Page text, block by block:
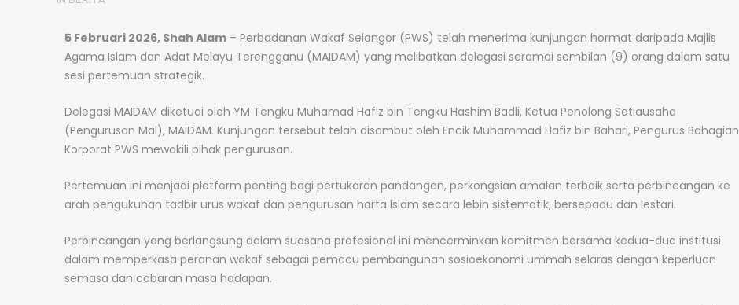
5 Februari 2026, Shah Alam – Perbadanan Wakaf Selangor (PWS) telah menerima kunjungan hormat daripada Majlis
Agama Islam dan Adat Melayu Terengganu (MAIDAM) yang melibatkan delegasi seramai sembilan (9) orang dalam satu
sesi pertemuan strategik.
Delegasi MAIDAM diketuai oleh YM Tengku Muhamad Hafiz bin Tengku Hashim Badli, Ketua Penolong Setiausaha
(Pengurusan Mal), MAIDAM. Kunjungan tersebut telah disambut oleh Encik Muhammad Hafiz bin Bahari, Pengurus Bahagian
Korporat PWS mewakili pihak pengurusan.
Pertemuan ini menjadi platform penting bagi pertukaran pandangan, perkongsian amalan terbaik serta perbincangan ke
arah pengukuhan tadbir urus wakaf dan pengurusan harta Islam secara lebih sistematik, bersepadu dan lestari.
Perbincangan yang berlangsung dalam suasana profesional ini mencerminkan komitmen bersama kedua-dua institusi
dalam memperkasa peranan wakaf sebagai pemacu pembangunan sosioekonomi ummah selaras dengan keperluan
semasa dan cabaran masa hadapan.